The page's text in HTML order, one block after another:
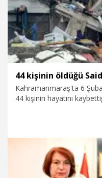
Kahramanmaraş'ta 6
44 kişinin hayatını